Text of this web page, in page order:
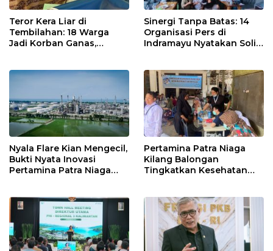
Teror Kera Liar di
Tembilahan: 18 Warga
Jadi Korban Ganas,
Sinergi Tanpa Batas: 14
Organisasi Pers di
Indramayu Nyatakan Solid
Nyala Flare Kian Mengecil,
Bukti Nyata Inovasi
Pertamina Patra Niaga
Pertamina Patra Niaga
Kilang Balongan
Tingkatkan Kesehatan
Rutin dan Edukasi
Perawatan Gigi